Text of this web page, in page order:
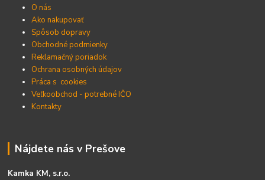
O nás
Ako nakupovať
Spôsob dopravy
Obchodné podmienky
Reklamačný poriadok
Ochrana osobných údajov
Práca s cookies
Veľkoobchod - potrebné IČO
Kontakty
Nájdete nás v Prešove
Kamka KM, s.r.o.